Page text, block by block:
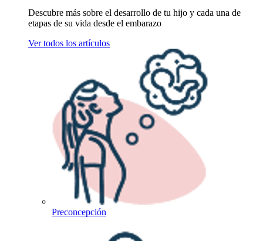
Descubre más sobre el desarrollo de tu hijo y cada una de
etapas de su vida desde el embarazo
Ver todos los artículos
Preconcepción